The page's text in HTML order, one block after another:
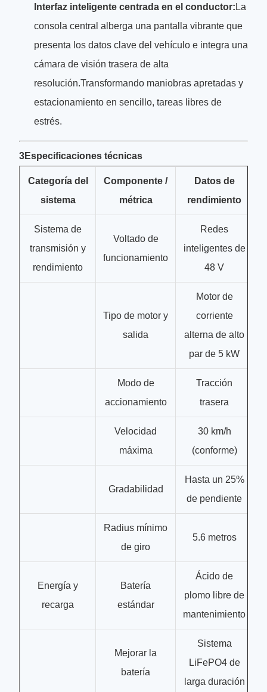
Interfaz inteligente centrada en el conductor: La
consola central alberga una pantalla vibrante que
presenta los datos clave del vehículo e integra una
cámara de visión trasera de alta
resolución.Transformando maniobras apretadas y
estacionamiento en sencillo, tareas libres de
estrés.
3Especificaciones técnicas
Categoría del
sistema
Componente /
métrica
Datos de
rendimiento
Sistema de
transmisión y
rendimiento
Voltado de
funcionamiento
Redes
inteligentes de
48 V
Tipo de motor y
salida
Motor de
corriente
alterna de alto
par de 5 kW
Modo de
accionamiento
Tracción
trasera
Velocidad
máxima
30 km/h
(conforme)
Gradabilidad
Hasta un 25%
de pendiente
Radius mínimo
de giro
5.6 metros
Energía y
recarga
Batería
estándar
Ácido de
plomo libre de
mantenimiento
Mejorar la
batería
Sistema
LiFePO4 de
larga duración